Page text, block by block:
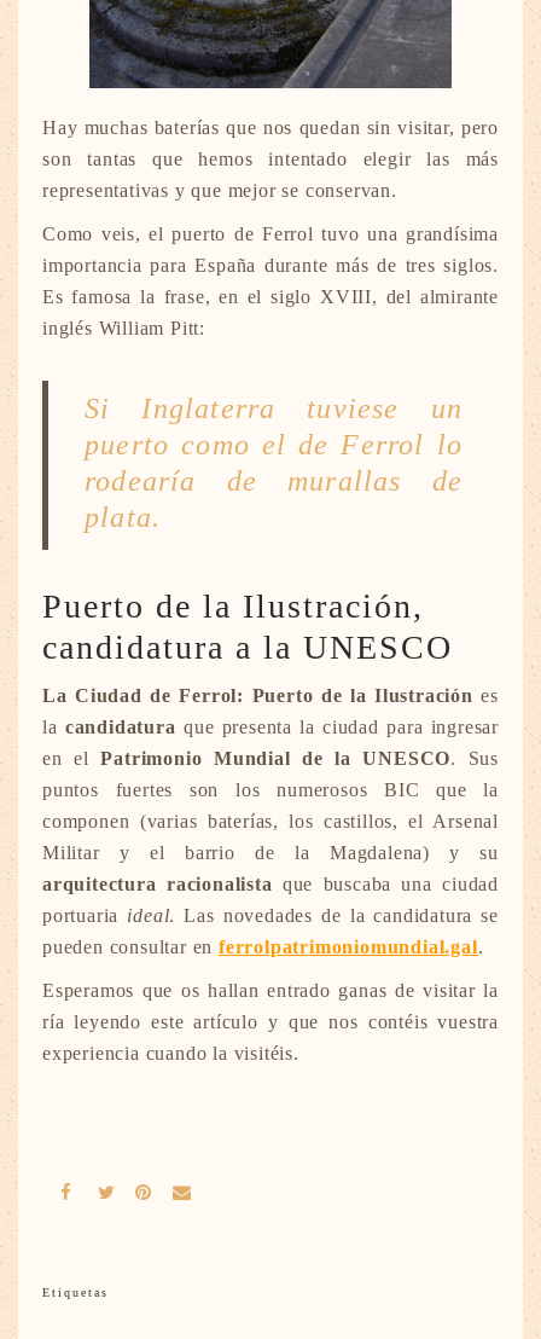
Hay muchas baterías que nos quedan sin visitar, pero
son tantas que hemos intentado elegir las más
representativas y que mejor se conservan.
Como veis, el puerto de Ferrol tuvo una grandísima
importancia para España durante más de tres siglos.
Es famosa la frase, en el siglo XVIII, del almirante
inglés William Pitt:
Si Inglaterra tuviese un
puerto como el de Ferrol lo
rodearía de murallas de
plata.
Puerto de la Ilustración,
candidatura a la UNESCO
La Ciudad de Ferrol: Puerto de la Ilustración es
la candidatura que presenta la ciudad para ingresar
en elPatrimonio Mundial de la UNESCO. Sus
puntos fuertes son los numerosos BIC que la
componen (varias baterías, los castillos, el Arsenal
Militar y el barrio de la Magdalena) y su
arquitectura racionalista que buscaba una ciudad
portuaria ideal. Las novedades de la candidatura se
pueden consultar enferrolpatrimoniomundial.gal.
Esperamos que os hallan entrado ganas de visitar la
ría leyendo este artículo y que nos contéis vuestra
experiencia cuando la visitéis.
Etiquetas